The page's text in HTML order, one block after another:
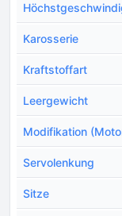
Karosserie
Kraftstoffart
Leergewicht
Modifikation
Servolenkung
Sitze